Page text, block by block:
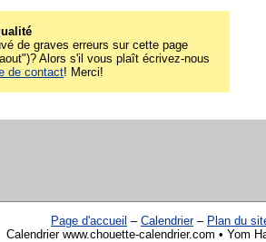
de graves erreurs sur cette page
Alors s'il vous plaît écrivez-nous
de contact! Merci!
Page d'accueil – Calendrier– Plan du
Calendrier www.chouette-calendrier.com • Yom